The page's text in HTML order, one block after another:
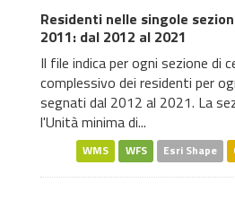
Residenti nelle singole
2011: dal 2012 al 2021
Il file indica per ogni sezione di
complessivo dei residenti per
segnati dal 2012 al 2021. La
l'Unità minima di...
WMS WFS Esri Shape